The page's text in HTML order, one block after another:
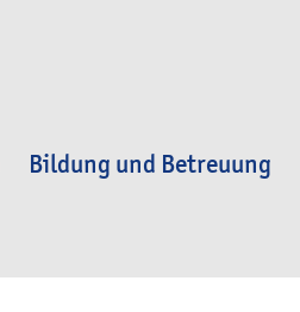
Bildung und Betreuung